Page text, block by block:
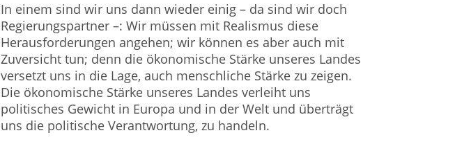
In einem sind wir uns dann wieder einig – da sind wir doch
Regierungspartner –: Wir müssen mit Realismus diese
Herausforderungen angehen; wir können es aber auch mit
Zuversicht tun; denn die ökonomische Stärke unseres Landes
versetzt uns in die Lage, auch mensch­liche Stärke zu zeigen.
Die ökonomische Stärke unseres Landes verleiht uns
politisches Gewicht in Europa und in der Welt und überträgt
uns die politische Verantwortung, zu handeln.